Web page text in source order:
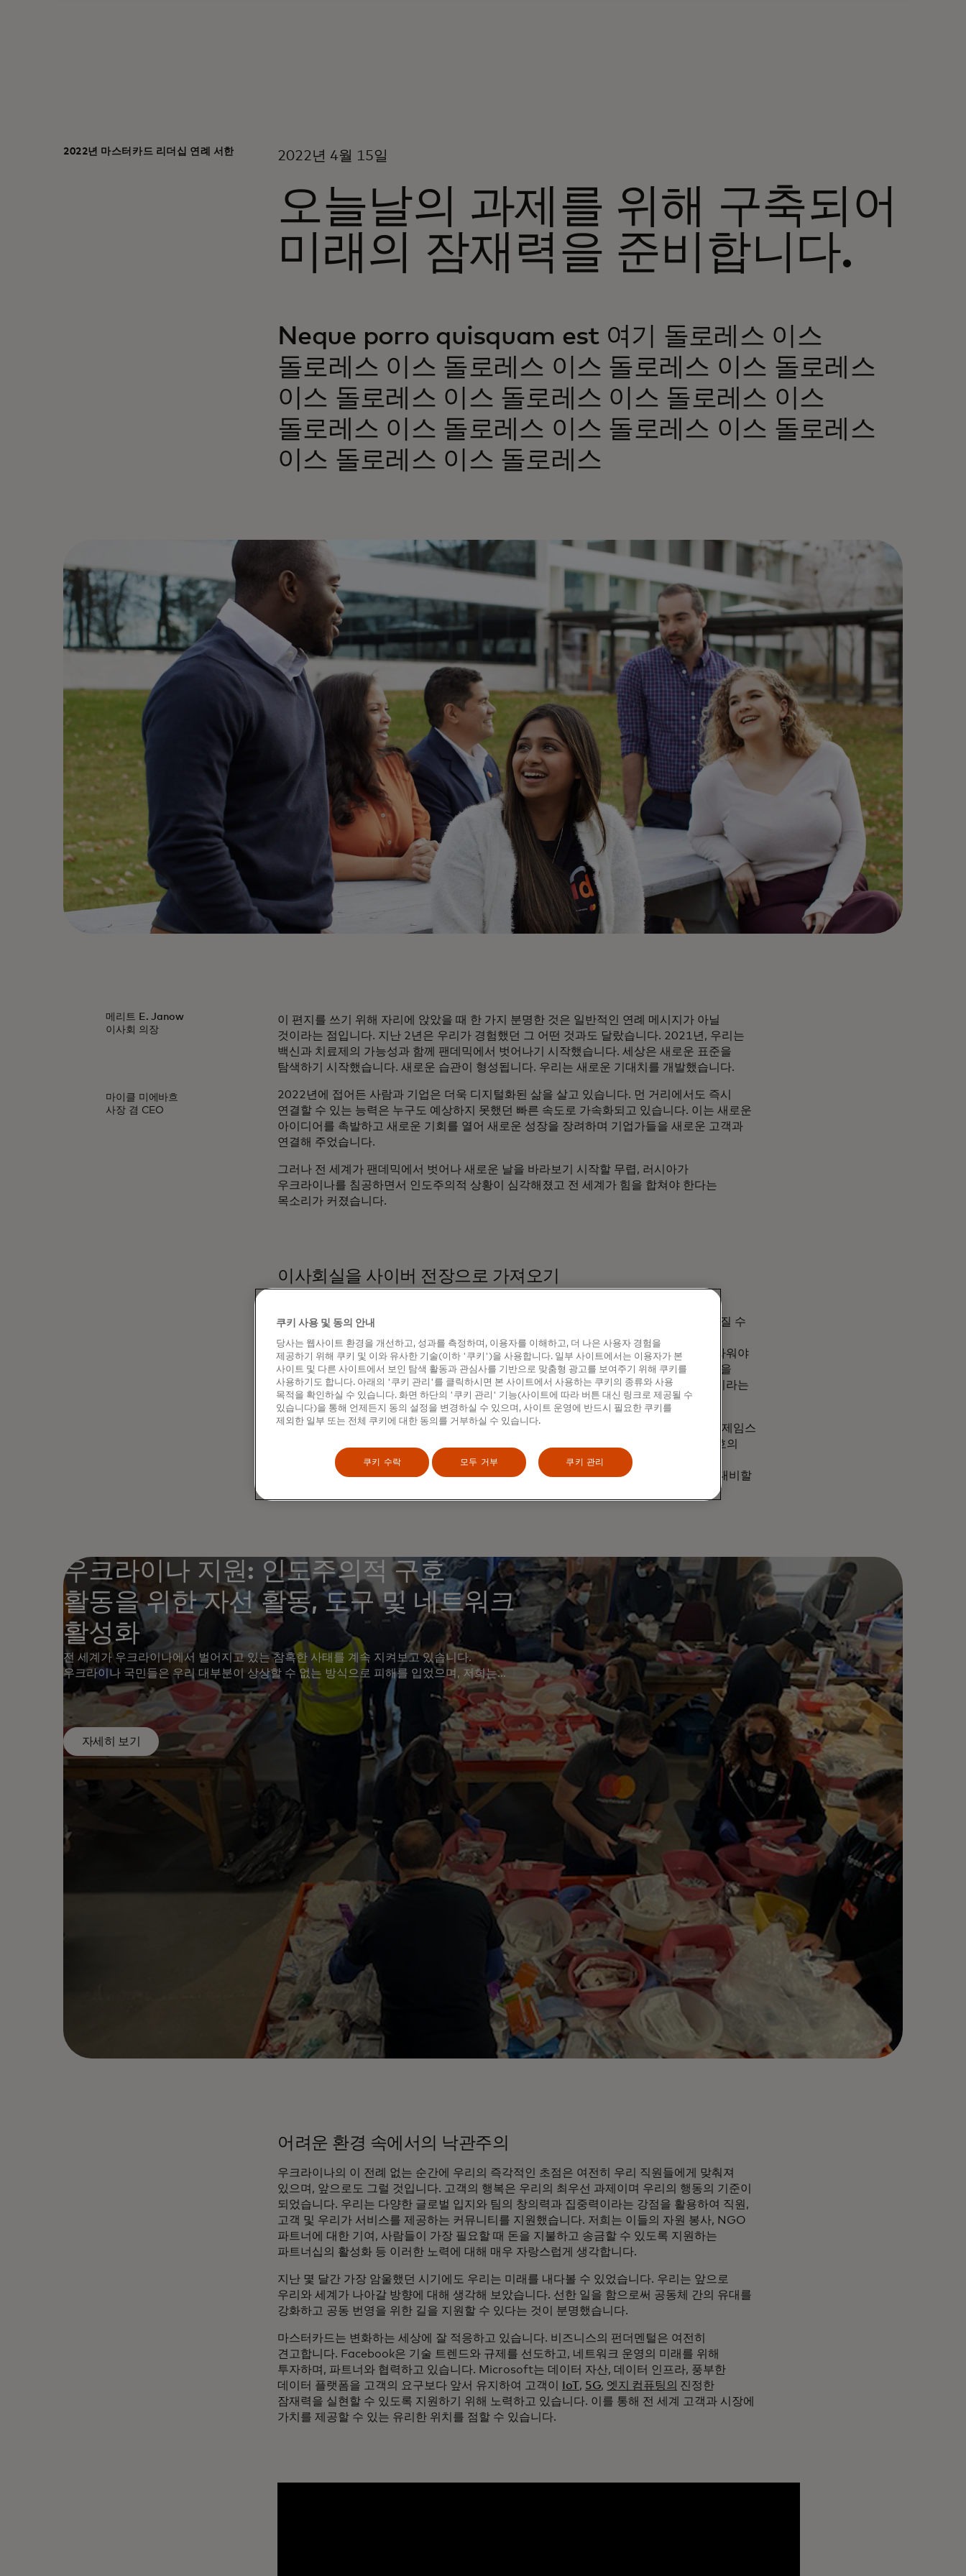
2022년 마스터카드 리더십 연례 서한 2022년 4월 15일
오늘날의 과제를 위해 구축되어
미래의 잠재력을 준비합니다.
Neque porro quisquam est 여기 돌로레스 이스
돌로레스 이스 돌로레스 이스 돌로레스 이스 돌로레스
이스 돌로레스 이스 돌로레스 이스 돌로레스 이스
돌로레스 이스 돌로레스 이스 돌로레스 이스 돌로레스
이스 돌로레스 이스 돌로레스
메리트 E. Janow
이사회 의장
마이클 미에바흐
사장 겸 CEO
이 편지를 쓰기 위해 자리에 앉았을 때 한 가지 분명한 것은 일반적인 연례 메시지가 아닐
것이라는 점입니다. 지난 2년은 우리가 경험했던 그 어떤 것과도 달랐습니다. 2021년, 우리는
백신과 치료제의 가능성과 함께 팬데믹에서 벗어나기 시작했습니다. 세상은 새로운 표준을
탐색하기 시작했습니다. 새로운 습관이 형성됩니다. 우리는 새로운 기대치를 개발했습니다.
2022년에 접어든 사람과 기업은 더욱 디지털화된 삶을 살고 있습니다. 먼 거리에서도 즉시
연결할 수 있는 능력은 누구도 예상하지 못했던 빠른 속도로 가속화되고 있습니다. 이는 새로운
아이디어를 촉발하고 새로운 기회를 열어 새로운 성장을 장려하며 기업가들을 새로운 고객과
연결해 주었습니다.
그러나 전 세계가 팬데믹에서 벗어나 새로운 날을 바라보기 시작할 무렵, 러시아가
우크라이나를 침공하면서 인도주의적 상황이 심각해졌고 전 세계가 힘을 합쳐야 한다는
목소리가 커졌습니다.
이사회실을 사이버 전장으로 가져오기
무력화시키려고 시도하기 때문에 그 피해는 금전적인 부분을 훨씬 넘어서는 파급력을 가질 수
있습니다. 미국 인프라의 대부분은 민간 기업이 소유하고 있기 때문에 비즈니스 부문은
민방위에서 중요한 역할을 담당합니다. 하지만 기업 혼자서 첨단 기술 범죄자들과 맞서 싸워야
한다고 생각해서는 안 됩니다. 마스터카드는 이사들이 사이버 범죄로부터 회사와 시민들을
보호할 수 있도록 공공 및 민간 부문의 파트너들과 협력하여 사이버 보안 이사회 아카데미라는
교육 과정을 개발하는 데 도움을 주었습니다.
6월에 열린 첫 번째 세션에서 이 그룹은 메릴랜드주 사우스 로렐에 위치한 비밀경호국의 제임스
J. 로울리 교육 센터에서 기업 책임자와 정부 및 업계 전문가를 모아 디지털 네트워크 보호의
최신 기술을 살펴봤습니다. 참가자들은 위협, 거버넌스, 보호 및 복원력에 대해 논의하고
지속적인 사이버 방어를 위한 모범 사례의 기반을 구축하여 다음에 일어날 수 있는 일에 대비할
우크라이나 지원: 인도주의적 구호
활동을 위한 자선 활동, 도구 및 네트워크
활성화
전 세계가 우크라이나에서 벌어지고 있는 참혹한 사태를 계속 지켜보고 있습니다.
우크라이나 국민들은 우리 대부분이 상상할 수 없는 방식으로 피해를 입었으며, 저희는
동료, 고객, 파트너를 포함하여 피해를 입은 사람들과 계속 함께하고 있습니다. 인도주의적
비상 상황이 계속되고 있는 가운데, 저희의 최우선 과제는 직원과 그 가족의 안녕과
안전입니다.
자세히 보기
어려운 환경 속에서의 낙관주의
우크라이나의 이 전례 없는 순간에 우리의 즉각적인 초점은 여전히 우리 직원들에게 맞춰져
있으며, 앞으로도 그럴 것입니다. 고객의 행복은 우리의 최우선 과제이며 우리의 행동의 기준이
되었습니다. 우리는 다양한 글로벌 입지와 팀의 창의력과 집중력이라는 강점을 활용하여 직원,
고객 및 우리가 서비스를 제공하는 커뮤니티를 지원했습니다. 저희는 이들의 자원 봉사, NGO
파트너에 대한 기여, 사람들이 가장 필요할 때 돈을 지불하고 송금할 수 있도록 지원하는
파트너십의 활성화 등 이러한 노력에 대해 매우 자랑스럽게 생각합니다.
지난 몇 달간 가장 암울했던 시기에도 우리는 미래를 내다볼 수 있었습니다. 우리는 앞으로
우리와 세계가 나아갈 방향에 대해 생각해 보았습니다. 선한 일을 함으로써 공동체 간의 유대를
강화하고 공동 번영을 위한 길을 지원할 수 있다는 것이 분명했습니다.
마스터카드는 변화하는 세상에 잘 적응하고 있습니다. 비즈니스의 펀더멘털은 여전히
견고합니다. Facebook은 기술 트렌드와 규제를 선도하고, 네트워크 운영의 미래를 위해
투자하며, 파트너와 협력하고 있습니다. Microsoft는 데이터 자산, 데이터 인프라, 풍부한
데이터 플랫폼을 고객의 요구보다 앞서 유지하여 고객이 IoT, 5G, 엣지 컴퓨팅의 진정한
잠재력을 실현할 수 있도록 지원하기 위해 노력하고 있습니다. 이를 통해 전 세계 고객과 시장에
가치를 제공할 수 있는 유리한 위치를 점할 수 있습니다.
쿠키 사용 및 동의 안내
당사는 웹사이트 환경을 개선하고, 성과를 측정하며, 이용자를 이해하고, 더 나은 사용자 경험을
제공하기 위해 쿠키 및 이와 유사한 기술(이하 '쿠키')을 사용합니다. 일부 사이트에서는 이용자가 본
사이트 및 다른 사이트에서 보인 탐색 활동과 관심사를 기반으로 맞춤형 광고를 보여주기 위해 쿠키를
사용하기도 합니다. 아래의 '쿠키 관리'를 클릭하시면 본 사이트에서 사용하는 쿠키의 종류와 사용
목적을 확인하실 수 있습니다. 화면 하단의 '쿠키 관리' 기능(사이트에 따라 버튼 대신 링크로 제공될 수
있습니다)을 통해 언제든지 동의 설정을 변경하실 수 있으며, 사이트 운영에 반드시 필요한 쿠키를
제외한 일부 또는 전체 쿠키에 대한 동의를 거부하실 수 있습니다.
쿠키 수락 모두 거부 쿠키 관리